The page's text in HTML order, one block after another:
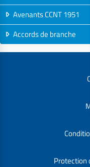
Avenants CCNT 1951
Accords de branche
Protection